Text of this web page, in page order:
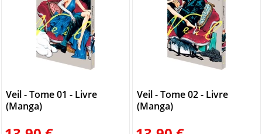
Veil - Tome 01 - Livre
(Manga)
Veil - Tome 02 - Livre
(Manga)